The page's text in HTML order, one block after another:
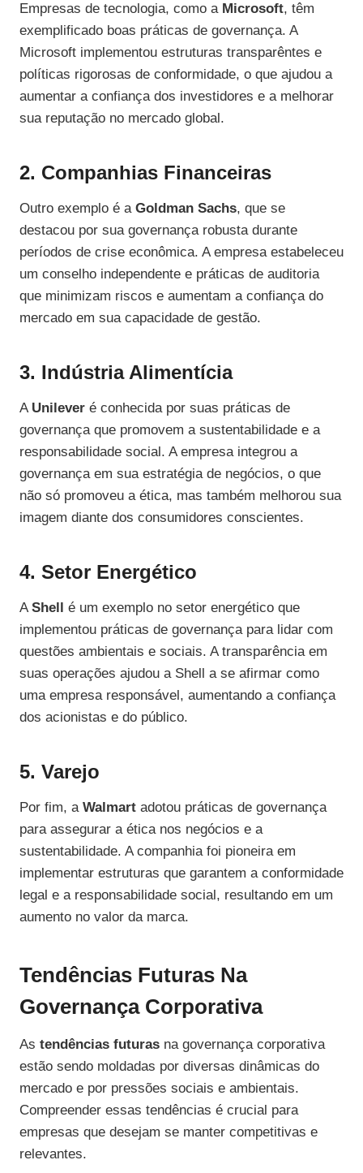
Empresas de tecnologia, como a Microsoft, têm
exemplificado boas práticas de governança. A
Microsoft implementou estruturas transparêntes e
políticas rigorosas de conformidade, o que ajudou a
aumentar a confiança dos investidores e a melhorar
sua reputação no mercado global.
2. Companhias Financeiras
Outro exemplo é a Goldman Sachs, que se
destacou por sua governança robusta durante
períodos de crise econômica. A empresa estabeleceu
um conselho independente e práticas de auditoria
que minimizam riscos e aumentam a confiança do
mercado em sua capacidade de gestão.
3. Indústria Alimentícia
A Unilever é conhecida por suas práticas de
governança que promovem a sustentabilidade e a
responsabilidade social. A empresa integrou a
governança em sua estratégia de negócios, o que
não só promoveu a ética, mas também melhorou sua
imagem diante dos consumidores conscientes.
4. Setor Energético
AShell
é um exemplo no setor energético que
implementou práticas de governança para lidar com
questões ambientais e sociais. A transparência em
suas operações ajudou a Shell a se afirmar como
uma empresa responsável, aumentando a confiança
dos acionistas e do público.
5. Varejo
Por fim, a Walmart adotou práticas de governança
para assegurar a ética nos negócios e a
sustentabilidade. A companhia foi pioneira em
implementar estruturas que garantem a conformidade
legal e a responsabilidade social, resultando em um
aumento no valor da marca.
Tendências Futuras Na
Governança Corporativa
As tendências futuras na governança corporativa
estão sendo moldadas por diversas dinâmicas do
mercado e por pressões sociais e ambientais.
Compreender essas tendências é crucial para
empresas que desejam se manter competitivas e
relevantes.